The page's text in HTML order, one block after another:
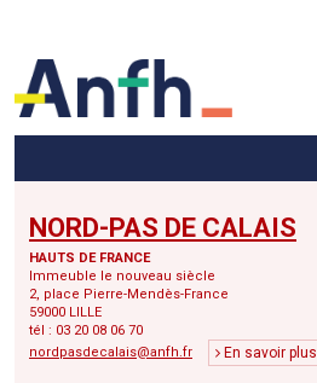
NORD-PAS DE CALAIS
HAUTS DE FRANCE
Immeuble le nouveau siècle
2, place Pierre-Mendès-France
59000 LILLE
tél : 03 20 08 06 70
nordpasdecalais@anfh.fr
En savoir plus